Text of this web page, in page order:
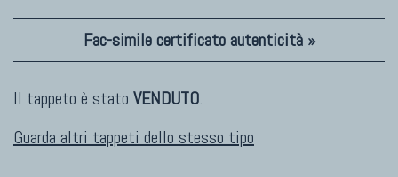
Fac-simile certificato autenticità »
Il tappeto è stato VENDUTO.
Guarda altri tappeti dello stesso tipo